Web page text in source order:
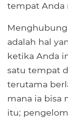
tempat Anda
adalah hal
ketika Anda
satu tempat
terutama
mana ia bisa
itu;